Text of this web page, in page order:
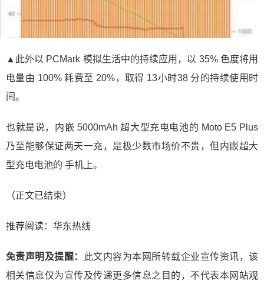
▲此外以 PCMark 模拟生活中的持续应用，以 35% 色度将用
电量由 100% 耗费至 20%，取得 13小时38 分的持续使用时
间。
也就是说，内嵌 5000mAh 超大型充电电池的 Moto E5 Plus
乃至能够保证两天一充，是极少数市场价不贵，但内嵌超大
型充电电池的 手机上。
（正文已结束）
推荐阅读： 华东热线
免责声明及提醒：
此文内容为本网所转载企业宣传资讯，该
相关信息仅为宣传及传递更多信息之目的，不代表本网站观